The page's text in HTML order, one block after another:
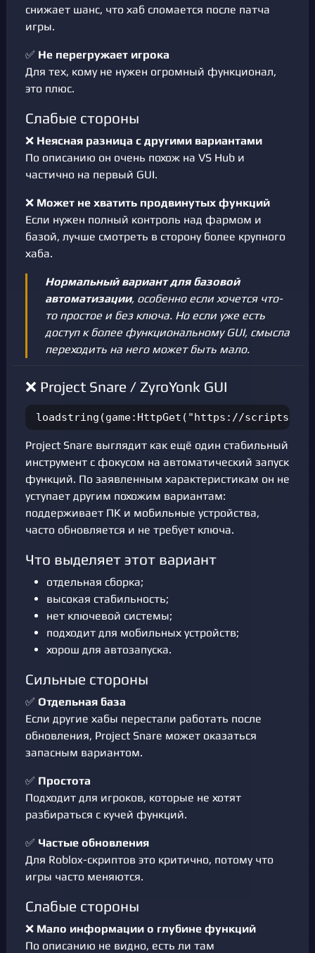
снижает шанс, что хаб сломается после патча
игры.
✅ Не перегружает игрока
Для тех, кому не нужен огромный функционал,
это плюс.
Слабые стороны
❌ Неясная разница с другими вариантами
По описанию он очень похож на VS Hub и
частично на первый GUI.
❌ Может не хватить продвинутых функций
Если нужен полный контроль над фармом и
базой, лучше смотреть в сторону более крупного
хаба.
Нормальный вариант для базовой
автоматизации, особенно если хочется что-
то простое и без ключа. Но если уже есть
доступ к более функциональному GUI, смысла
переходить на него может быть мало.
❌ Project Snare / ZyroYonk GUI
loadstring(game:HttpGet("https://
Project Snare выглядит как ещё один стабильный
инструмент с фокусом на автоматический запуск
функций. По заявленным характеристикам он не
уступает другим похожим вариантам:
поддерживает ПК и мобильные устройства,
часто обновляется и не требует ключа.
Что выделяет этот вариант
отдельная сборка;
высокая стабильность;
нет ключевой системы;
подходит для мобильных устройств;
хорош для автозапуска.
Сильные стороны
✅ Отдельная база
Если другие хабы перестали работать после
обновления, Project Snare может оказаться
запасным вариантом.
✅ Простота
Подходит для игроков, которые не хотят
разбираться с кучей функций.
✅ Частые обновления
Для Roblox-скриптов это критично, потому что
игры часто меняются.
Слабые стороны
❌ Мало информации о глубине функций
По описанию не видно, есть ли там